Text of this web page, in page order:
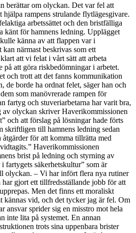
berättar om olyckan. Det var fel att
rampens strulande flytlägesgivare.
arbetssättet och den bristfälliga
känt för hamnens ledning. Upplägget
känna av att flappen var i
närmast beskrivas som ett
att vi felat i vårt sätt att arbeta
på att göra riskbedömningar i arbetet.
och trott att det fanns kommunikation
de borde ha ordnat felet, säger han och
som manövrerade rampen för
fartyg och stuveriarbetarna har varit bra,
av olyckan skriver Haverikommissionen
och att förslag på lösningar hade förts
skriftligen till hamnens ledning sedan
för att komma tillrätta med
Haverikommissionen
brist på ledning och styrning av
fartygets säkerhetskultur” som är
olyckan. – Vi har infört flera nya rutiner
gjort ett tillfredsställande jobb för att
Men det finns ett moraliskt
kännas vid, och det tycker jag är fel. Om
ansvar sprider sig en misstro mot hela
inte lita på systemet. En annan
trots sina uppenbara brister